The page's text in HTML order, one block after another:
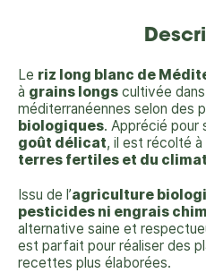
Le riz long blanc de
à grains longs cultivée
méditerranéennes selon des
biologiques. Apprécié pour
goût délicat, il est récolté
terres fertiles et du
Issu de l’agriculture
pesticides ni engrais
alternative saine et
est parfait pour réaliser des
recettes plus élaborées.